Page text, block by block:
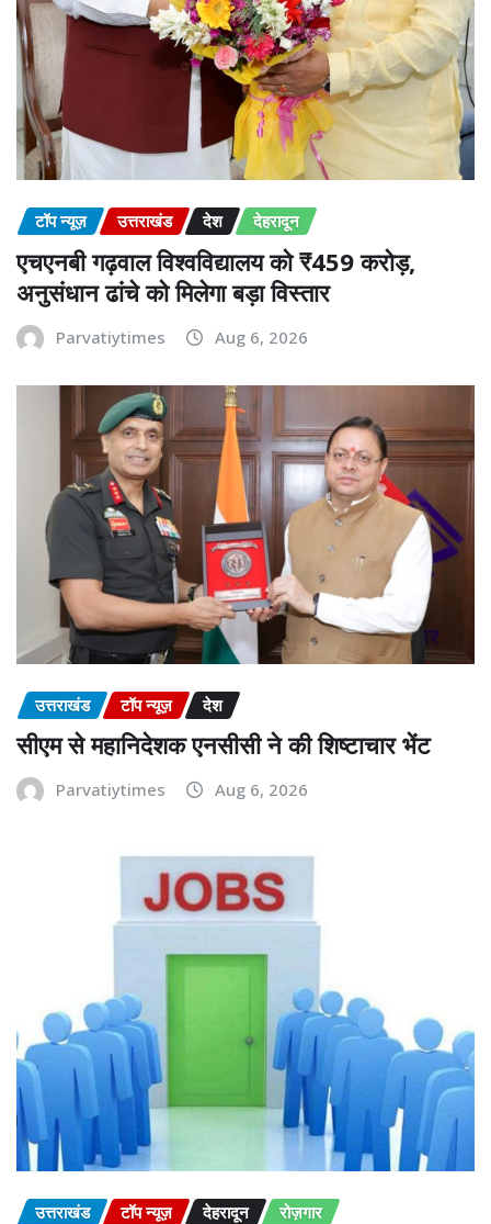
टॉप न्यूज़ उत्तराखंड देश देहरादून
एचएनबी गढ़वाल विश्वविद्यालय को ₹459 करोड़,
अनुसंधान ढांचे को मिलेगा बड़ा विस्तार
Parvatiytimes Aug 6, 2026
उत्तराखंड टॉप न्यूज़ देश
सीएम से महानिदेशक एनसीसी ने की शिष्टाचार भेंट
Parvatiytimes Aug 6, 2026
उत्तराखंड टॉप न्यूज़ देहरादून रोज़गार